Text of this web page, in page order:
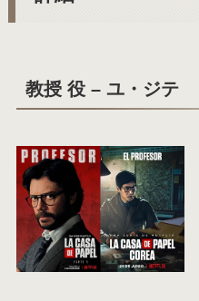
教授 役 – ユ・ジテ